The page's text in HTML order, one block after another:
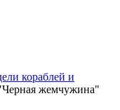
кораблей и
жемчужина"